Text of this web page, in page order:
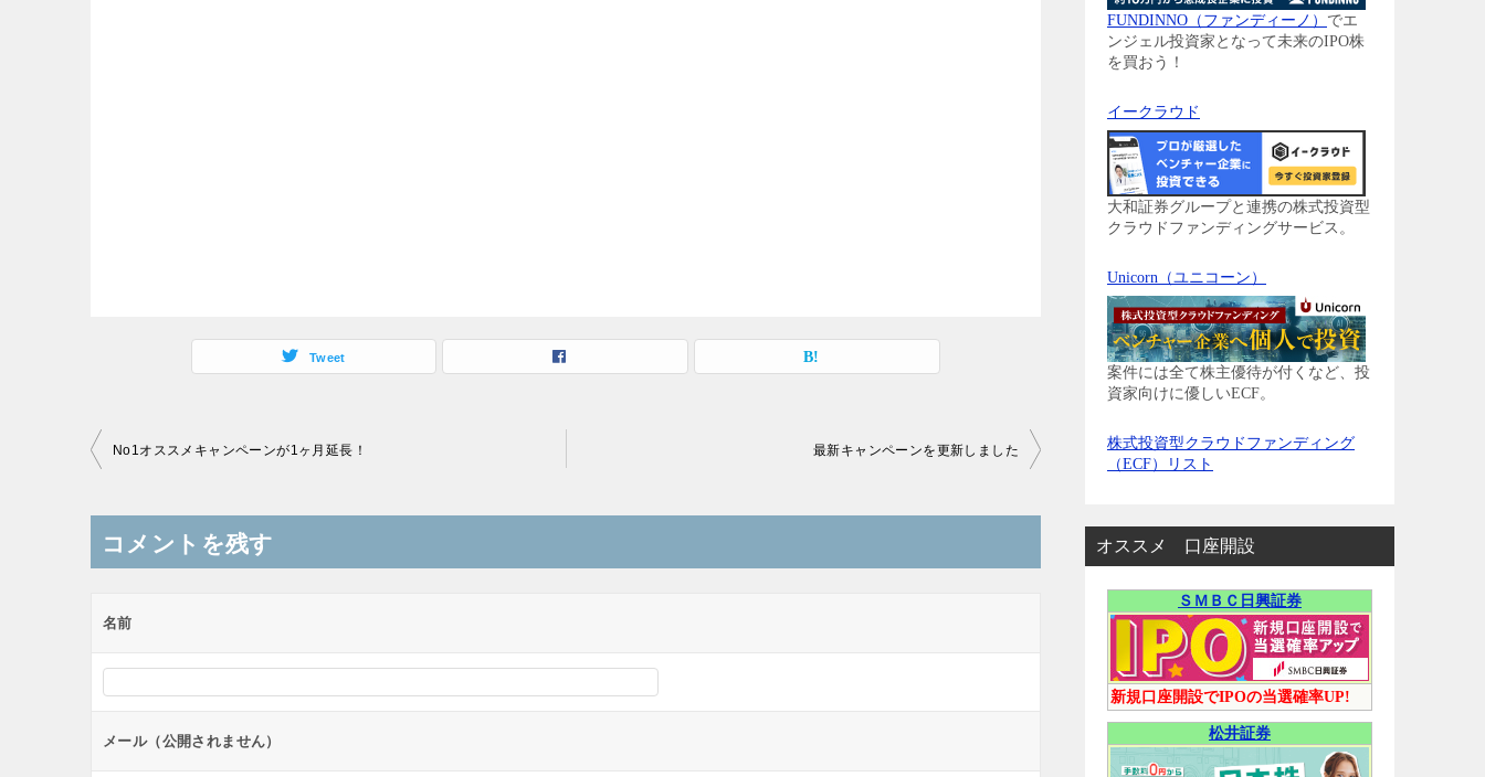
Tweet
投
ナ
ビ
ー
ョ
ン
No1オススメキャンペーンが1ヶ月延長！ 最新キャンペーンを更新しました
コメントを残す
名前
メール（公開されません）
FUNDINNO（ファンディーノ） でエ
ンジェル投資家となって未来のIPO株
を買おう！
イークラウド
大和証券グループと連携の株式投資型
クラウドファンディングサービス。
Unicorn（ユニコーン）
案件には全て株主優待が付くなど、投
資家向けに優しいECF。
株式投資型クラウドファンディング
（ECF）リスト
オススメ 口座開設
ＳＭＢＣ日興証券
新規口座開設でIPOの当選確率UP!
松井証券